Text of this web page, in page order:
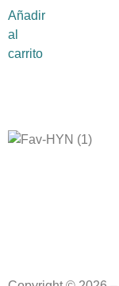
Añadir
al
carrito